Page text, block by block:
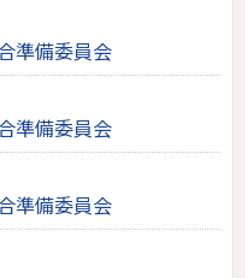
準備委員会
準備委員会
準備委員会